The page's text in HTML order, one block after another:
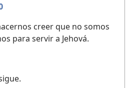
creer que no somos
para servir a Jehová.